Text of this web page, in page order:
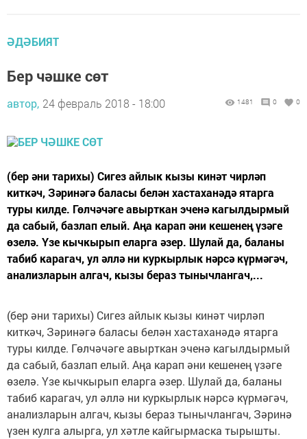
ӘДӘБИЯТ
Бер чәшке сөт
автор, 24 февраль 2018 - 18:00 1481 0 0
(бер әни тарихы) Сигез айлык кызы кинәт чирләп
киткәч, Зәринәгә баласы белән хастаханәдә ятарга
туры килде. Гөлчәчәге авырткан эченә кагылдырмый
да сабый, базлап елый. Аңа карап әни кешенең үзәге
өзелә. Үзе кычкырып еларга әзер. Шулай да, баланы
табиб карагач, ул әллә ни куркырлык нәрсә күрмәгәч,
анализларын алгач, кызы бераз тынычлангач,...
(бер әни тарихы) Сигез айлык кызы кинәт чирләп
киткәч, Зәринәгә баласы белән хастаханәдә ятарга
туры килде. Гөлчәчәге авырткан эченә кагылдырмый
да сабый, базлап елый. Аңа карап әни кешенең үзәге
өзелә. Үзе кычкырып еларга әзер. Шулай да, баланы
табиб карагач, ул әллә ни куркырлык нәрсә күрмәгәч,
анализларын алгач, кызы бераз тынычлангач, Зәринә
үзен кулга алырга, ул хәтле кайгырмаска тырышты.